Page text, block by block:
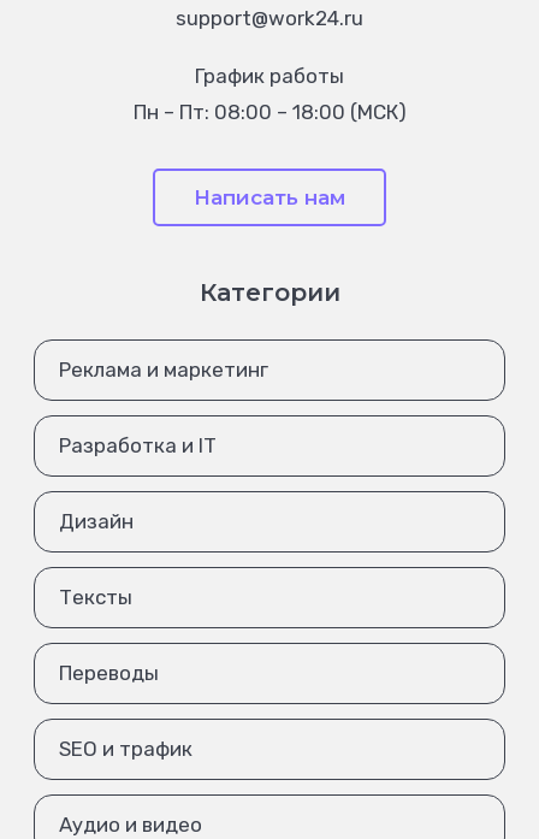
support@work24.ru
График работы
Пн – Пт: 08:00 – 18:00 (МСК)
Написать нам
Категории
Реклама и маркетинг
Разработка и IT
Дизайн
Тексты
Переводы
SEO и трафик
Аудио и видео